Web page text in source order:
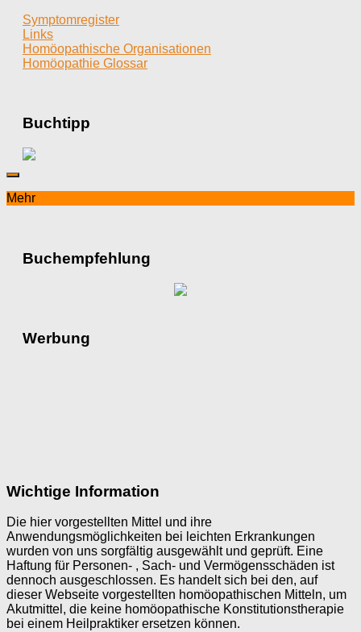
Symptomregister
Links
Homöopathische Organisationen
Homöopathie Glossar
Buchtipp
Mehr
Buchempfehlung
Werbung
Wichtige Information
Die hier vorgestellten Mittel und ihre
Anwendungsmöglichkeiten bei leichten Erkrankungen
wurden von uns sorgfältig ausgewählt und geprüft. Eine
Haftung für Personen- , Sach- und Vermögensschäden ist
dennoch ausgeschlossen. Es handelt sich bei den, auf
dieser Webseite vorgestellten homöopathischen Mitteln, um
Akutmittel, die keine homöopathische Konstitutionstherapie
bei einem Heilpraktiker ersetzen können.